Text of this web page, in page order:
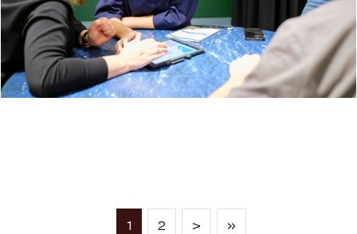
1 (current)
2 > »